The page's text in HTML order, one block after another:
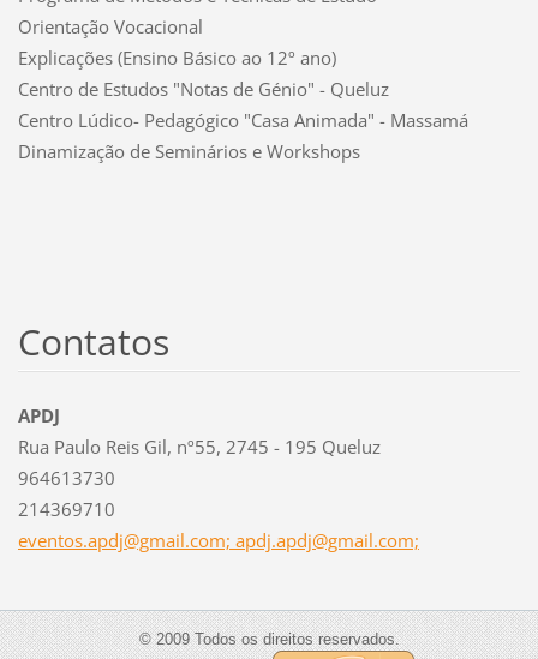
Orientação Vocacional
Explicações (Ensino Básico ao 12º ano)
Centro de Estudos "Notas de Génio" - Queluz
Centro Lúdico- Pedagógico "Casa Animada" - Massamá
Dinamização de Seminários e Workshops
Contatos
APDJ
Rua Paulo Reis Gil, nº55, 2745 - 195 Queluz
964613730
214369710
eventos.apdj@gmail.com; apdj.apdj@gmail.com;
© 2009 Todos os direitos reservados.